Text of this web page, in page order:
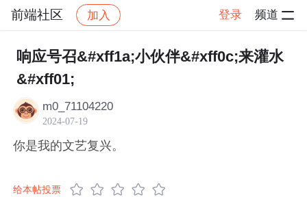
前端社区 加入 登录 频道
社区 前端社区 感慨 帖子详情
响应号召&#xff1a;小伙伴&#xff0c;来灌水
&#xff01;
m0_71104220
2024-07-19
你是我的文艺复兴。
给本帖投票